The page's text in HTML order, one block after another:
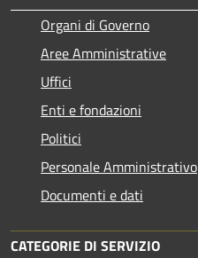
Organi di Governo
Aree Amministrative
Uffici
Enti e fondazioni
Politici
Personale Amministrativo
Documenti e dati
CATEGORIE DI SERVIZIO